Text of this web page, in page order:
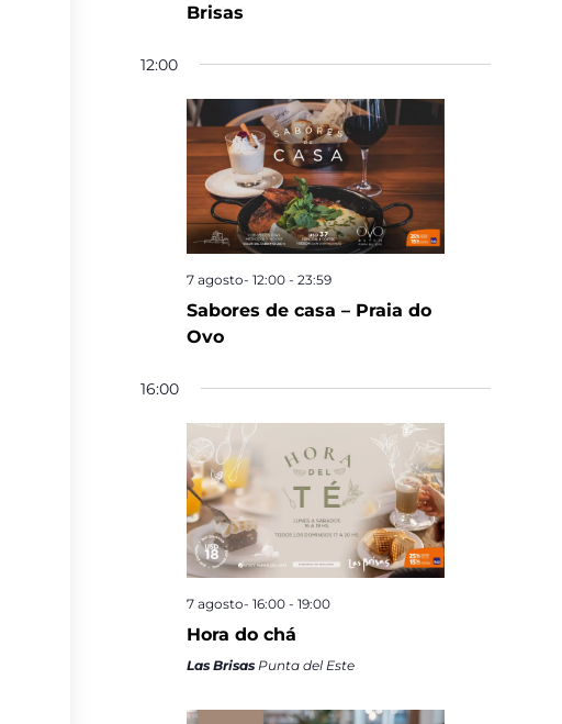
Brisas
12:00
7 agosto- 12:00 -23:59
Sabores de casa – Praia do
Ovo
16:00
7 agosto- 16:00 -19:00
Hora do chá
Las Brisas Punta del Este